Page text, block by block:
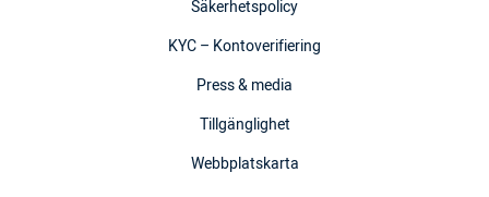
Säkerhetspolicy
KYC – Kontoverifiering
Press & media
Tillgänglighet
Webbplatskarta